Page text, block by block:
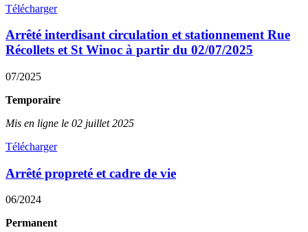
Télécharger
Arrêté interdisant circulation et stationnement Rue
Récollets et St Winoc à partir du 02/07/2025
07/2025
Temporaire
Mis en ligne le 02 juillet 2025
Télécharger
Arrêté propreté et cadre de vie
06/2024
Permanent